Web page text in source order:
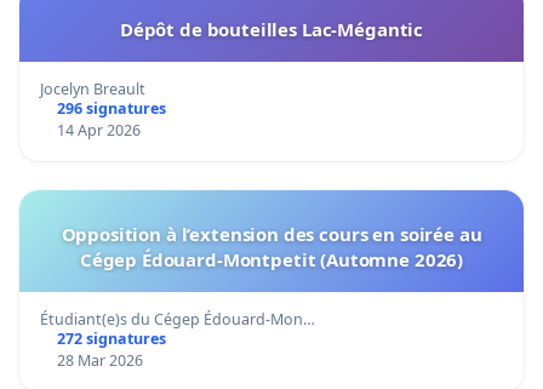
Dépôt de bouteilles Lac-Mégantic
Jocelyn Breault
296 signatures
14 Apr 2026
Opposition à l’extension des cours en soirée au
Cégep Édouard-Montpetit (Automne 2026)
Étudiant(e)s du Cégep Édouard-Mon…
272 signatures
28 Mar 2026